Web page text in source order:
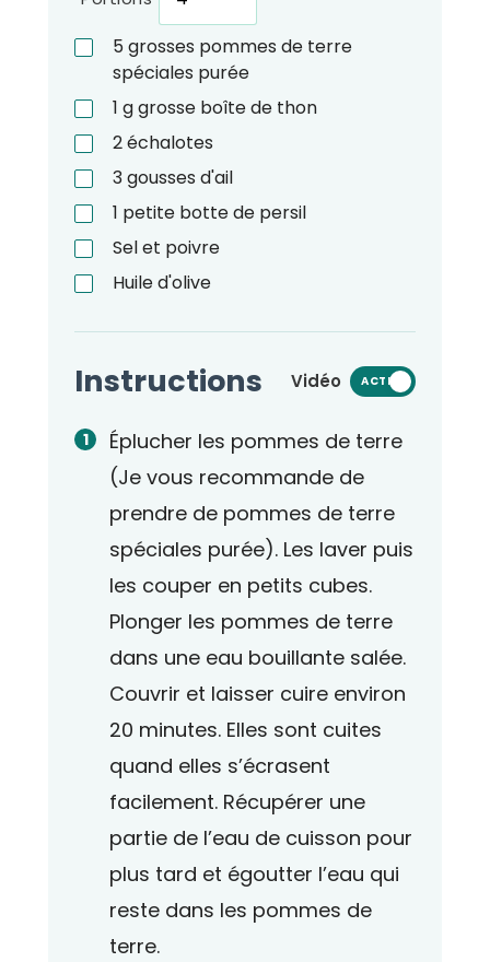
5grosses pommes de terre
spéciales purée
1 ggrosse boîte de thon
2échalotes
3gousses d'ail
1 petite botte de persil
Sel et poivre
Huile d'olive
Instructions Vidéo ACTIVÉ
Éplucher les pommes de terre
(Je vous recommande de
prendre de pommes de terre
spéciales purée). Les laver puis
les couper en petits cubes.
Plonger les pommes de terre
dans une eau bouillante salée.
Couvrir et laisser cuire environ
20 minutes. Elles sont cuites
quand elles s’écrasent
facilement. Récupérer une
partie de l’eau de cuisson pour
plus tard et égoutter l’eau qui
reste dans les pommes de
terre.